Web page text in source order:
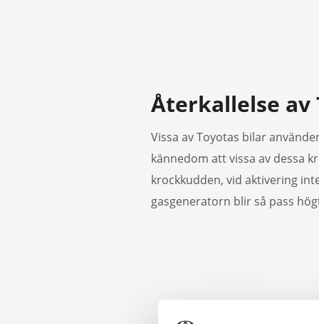
Återkallelse
Vissa av Toyotas bilar
kännedom att vissa av dessa
krockkudden, vid aktivering
gasgeneratorn blir så pass